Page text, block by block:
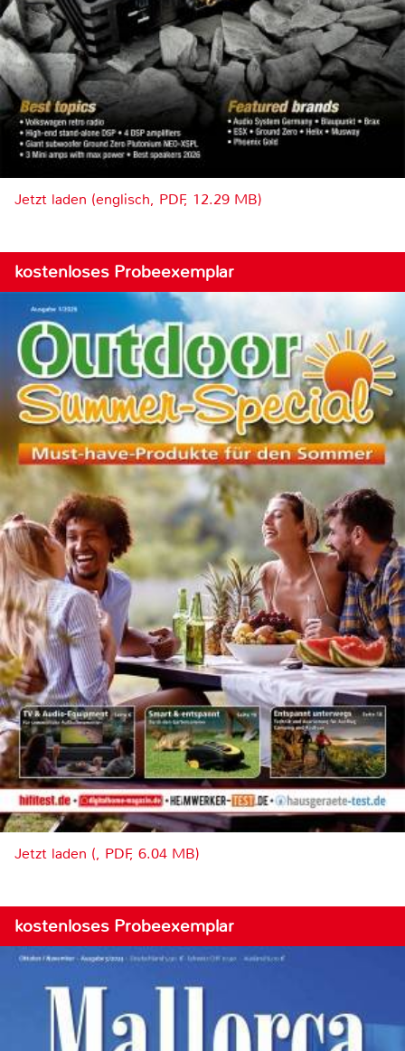
Jetzt laden (englisch, PDF, 12.29 MB)
kostenloses Probeexemplar
Jetzt laden (, PDF, 6.04 MB)
kostenloses Probeexemplar